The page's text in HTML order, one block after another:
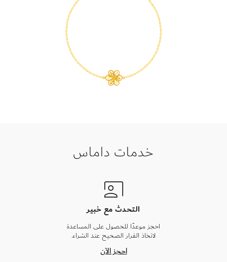
خدمات داماس
التحدث مع خبير
احجز موعدًا للحصول على المساعدة
لاتخاذ القرار الصحيح عند الشراء.
احجز الآن